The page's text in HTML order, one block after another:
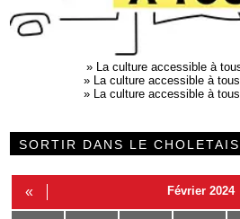
» La culture accessible à
» La culture accessible à
» La culture accessible à
SORTIR DANS LE CHOLETAIS
« Février 2024